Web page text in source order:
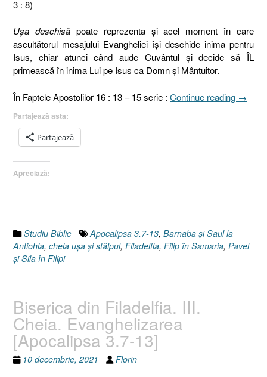
3 : 8)
Uşa deschisăpoate reprezenta şi acel moment în care
ascultătorul mesajului Evangheliei îşi deschide inima pentru
Isus, chiar atunci când aude Cuvântul şi decide să ÎL
primească în inima Lui pe Isus ca Domn şi Mântuitor.
În Faptele Apostolilor 16 : 13 – 15 scrie : Continue reading →
Partajează asta:
Partajează
Apreciază:
Studiu Biblic Apocalipsa 3.7-13, Barnaba şi Saul la
Antiohia, cheia uşa şi stâlpul, Filadelfia, Filip în Samaria, Pavel
şi Sila în Filipi
Biserica din Filadelfia. III.
Cheia. Evanghelizarea
[Apocalipsa 3.7-13]
10 decembrie, 2021 Florin